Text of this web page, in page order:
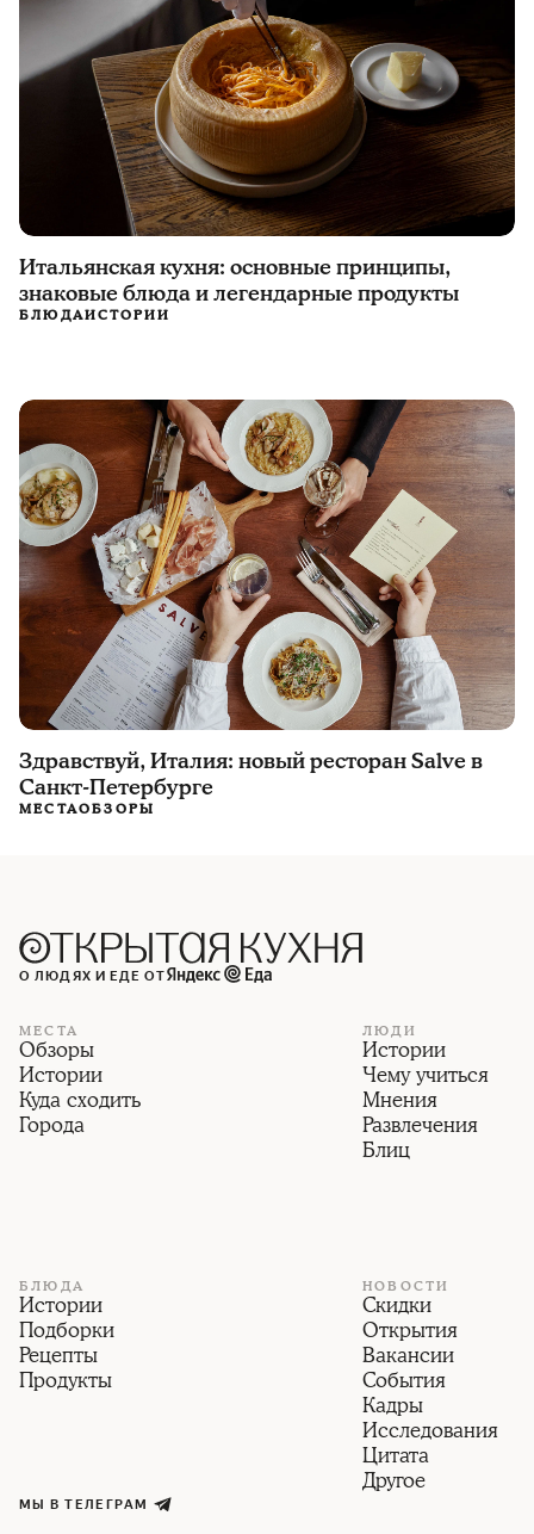
Итальянская кухня: основные принципы,
знаковые блюда и легендарные продукты
БЛЮДАИСТОРИИ
Здравствуй, Италия: новый ресторан Salve в
Санкт-Петербурге
МЕСТАОБЗОРЫ
О ЛЮДЯХ И ЕДЕ ОТ
МЕСТА
Обзоры
Истории
Куда сходить
Города
ЛЮДИ
Истории
Чему учиться
Мнения
Развлечения
Блиц
БЛЮДА
Истории
Подборки
Рецепты
Продукты
НОВОСТИ
Скидки
Открытия
Вакансии
События
Кадры
Исследования
Цитата
Другое
МЫ В ТЕЛЕГРАМ